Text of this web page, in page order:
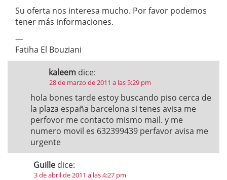
Su oferta nos interesa mucho. Por favor podemos
tener más informaciones.
—
Fatiha El Bouziani
kaleem dice:
28 de marzo de 2011 a las 5:29 pm
hola bones tarde estoy buscando piso cerca de
la plaza españa barcelona si tenes avisa me
perfovor me contacto mismo mail. y me
numero movil es 632399439 perfavor avisa me
urgente
Guille dice:
3 de abril de 2011 a las 4:27 pm